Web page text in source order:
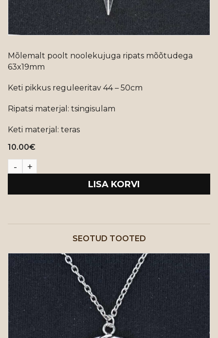
Mõlemalt poolt noolekujuga ripats mõõtudega
63x19mm
Keti pikkus reguleeritav 44 – 50cm
Ripatsi materjal: tsingisulam
Keti materjal: teras
10.00€
LISA KORVI
SEOTUD TOOTED